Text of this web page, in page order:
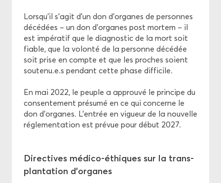
Di­rec­tives
Com­mis­sion Cen­trale d'Éthique
Lors­qu’il s’agit d’un don d’or­ganes de per­sonnes
dé­cé­dées – un don d’or­ganes post mor­tem – il
est im­pé­ra­tif que le diag­nos­tic de la mort soit
fiable, que la vo­lon­té de la per­sonne dé­cé­dée
soit prise en compte et que les proches soient
sou­te­nu.e.s pen­dant cette phase dif­fi­cile.
En mai 2022, le peuple a ap­prou­vé le prin­cipe du
consen­te­ment pré­su­mé en ce qui concerne le
don d’or­ganes. L'en­trée en vi­gueur de la nou­velle
ré­gle­men­ta­tion est pré­vue pour début 2027.
Di­rec­tives médico-​éthiques sur la trans­
plan­ta­tion d'or­ganes